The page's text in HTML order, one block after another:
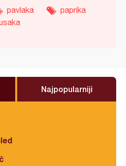
pavlaka
paprika
Najpopularniji